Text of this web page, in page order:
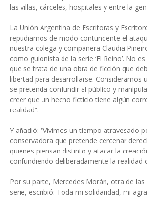
las villas, cárceles, hospitales y entre la
La Unión Argentina de Escritoras y
repudiamos de modo contundente el
nuestra colega y compañera Claudia
como guionista de la serie ‘El Reino’. No
que se trata de una obra de ficción que
libertad para desarrollarse. Consideramos
se pretenda confundir al público y
creer que un hecho ficticio tiene algún
realidad”.
Y añadió: “Vivimos un tiempo atravesado
conservadora que pretende cercenar
quienes piensan distinto y atacar la
confundiendo deliberadamente la realidad
Por su parte, Mercedes Morán, otra de
serie, escribió: Toda mi solidaridad, mi